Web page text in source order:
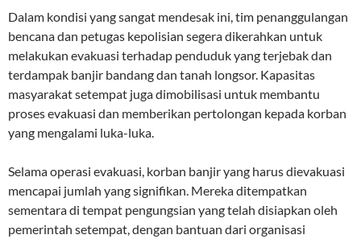
Dalam kondisi yang sangat mendesak ini, tim penanggulangan
bencana dan petugas kepolisian segera dikerahkan untuk
melakukan evakuasi terhadap penduduk yang terjebak dan
terdampak banjir bandang dan tanah longsor. Kapasitas
masyarakat setempat juga dimobilisasi untuk membantu
proses evakuasi dan memberikan pertolongan kepada korban
yang mengalami luka-luka.
Selama operasi evakuasi, korban banjir yang harus dievakuasi
mencapai jumlah yang signifikan. Mereka ditempatkan
sementara di tempat pengungsian yang telah disiapkan oleh
pemerintah setempat, dengan bantuan dari organisasi